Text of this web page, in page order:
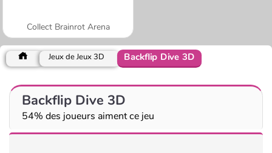
Collect Brainrot Arena
Jeux de Jeux 3D Backflip Dive 3D
Backflip Dive 3D
54% des joueurs aiment ce jeu